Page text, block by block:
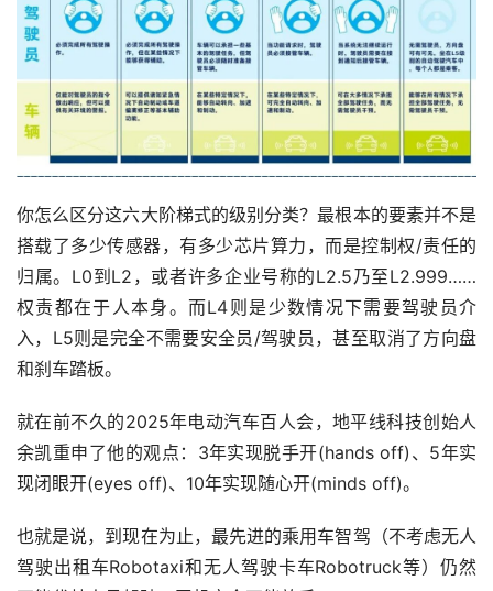
你怎么区分这六大阶梯式的级别分类？最根本的要素并不是
搭载了多少传感器，有多少芯片算力，而是控制权/责任的
归属。L0到L2，或者许多企业号称的L2.5乃至L2.999……
权责都在于人本身。而L4则是少数情况下需要驾驶员介
入，L5则是完全不需要安全员/驾驶员，甚至取消了方向盘
和刹车踏板。
就在前不久的2025年电动汽车百人会，地平线科技创始人
余凯重申了他的观点：3年实现脱手开(hands off)、5年实
现闭眼开(eyes off)、10年实现随心开(minds off)。
也就是说，到现在为止，最先进的乘用车智驾（不考虑无人
驾驶出租车Robotaxi和无人驾驶卡车Robotruck等）仍然